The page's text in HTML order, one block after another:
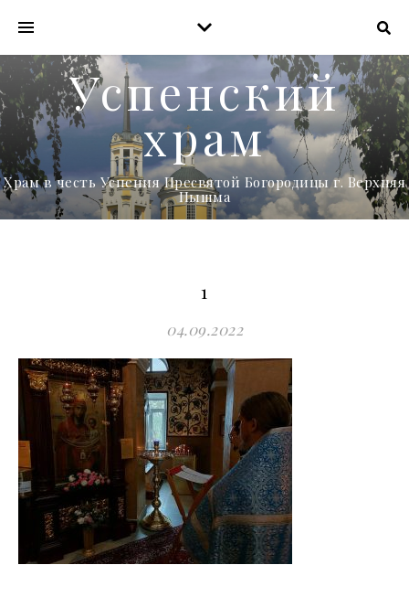
Успенский
храм
Храм в честь Успения Пресвятой Богородицы г. Верхняя
Пышма
1
04.09.2022